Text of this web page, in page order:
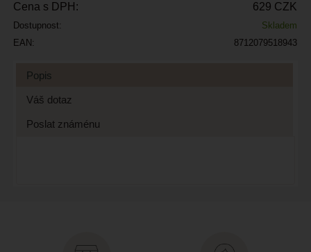
Cena s DPH: 629 CZK
Dostupnost:
Skladem
EAN:
8712079518943
Popis
Váš dotaz
Poslat známénu